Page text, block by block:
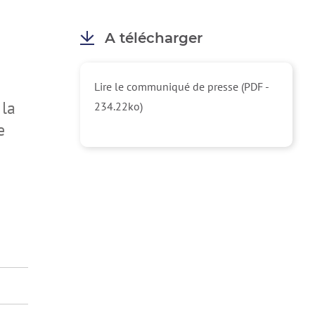
A télécharger
Lire le communiqué de presse (PDF -
234.22ko)